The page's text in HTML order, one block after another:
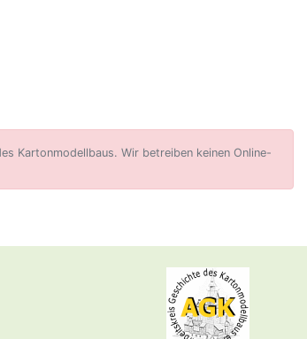
Kartonmodellbaus. Wir betreiben keinen Online-